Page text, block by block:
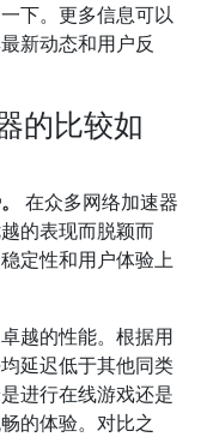
下。更多信息可以
新动态和用户反
的比较如
在众多网络加速器
的表现而脱颖而
定性和用户体验上
越的性能。根据用
延迟低于其他同类
进行在线游戏还是
的体验。对比之